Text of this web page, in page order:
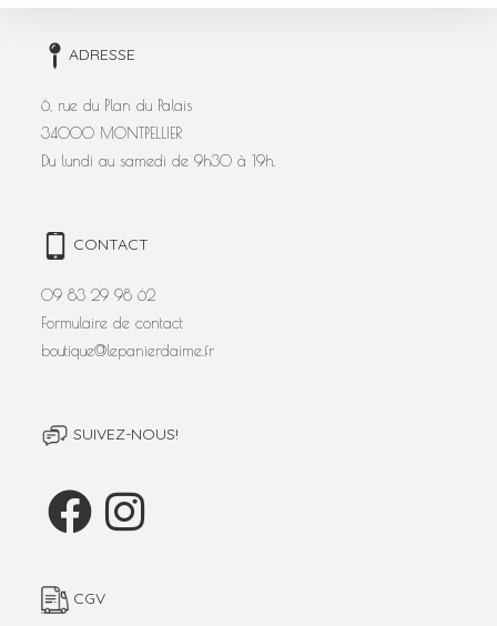
ADRESSE
6, rue du Plan du Palais
34000 MONTPELLIER
Du lundi au samedi de 9h30 à 19h.
CONTACT
09 83 29 98 62
Formulaire de contact
boutique@lepanierdaime.fr
SUIVEZ-NOUS!
CGV